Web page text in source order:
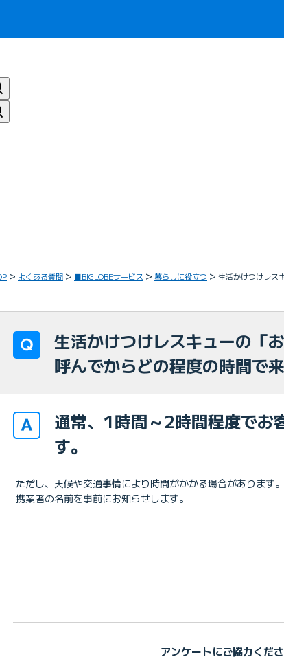
よくある質問 ■BIGLOBEサービス 暮らしに役立つ 生活かけつけレス
生活かけつけレスキューの「
呼んでからどの程度の時間で
通常、1時間～2時間程度でお
す。
ただし、天候や交通事情により時間がかかる場合があります
携業者の名前を事前にお知らせします。
アンケートにご協力くだ